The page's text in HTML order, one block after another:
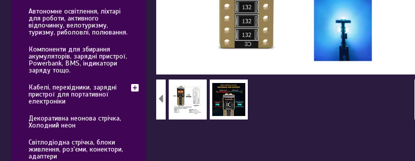
Автономне освітлення, ліхтарі
для роботи, активного
відпочинку, велотуризму,
туризму, риболовлі, полювання.
Компоненти для збирання
акумуляторів, зарядні пристрої,
Powerbank, BMS, індикатори
заряду тощо.
Кабелі, перехідники, зарядні
пристрої для портативної
електроніки
Декоративна неонова стрічка,
Холодний неон
Світлодіодна стрічка, блоки
живлення, роз'єми, конектори,
адаптери